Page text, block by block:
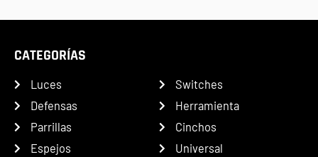
CATEGORÍAS
Luces
Defensas
Parrillas
Espejos
Switches
Herramienta
Cinchos
Universal